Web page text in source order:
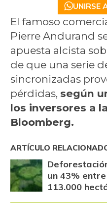
UNIRSE
El famoso
Pierre Andurand
apuesta alcista
de que una serie
sincronizadas
pérdidas, según
los inversores a
Bloomberg.
ARTÍCULO
un 43%
113.000